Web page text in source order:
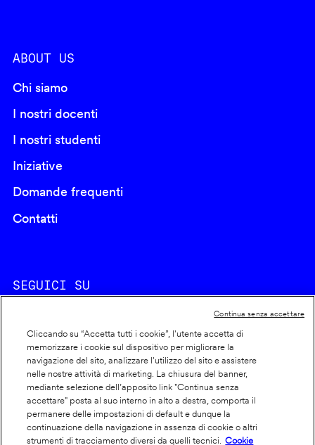
ABOUT US
Chi siamo
I nostri docenti
I nostri studenti
Iniziative
Domande frequenti
Contatti
SEGUICI SU
Footer
info
Cookie policy
Dichiarazione di accessibilità
Privacy
Cliccando su “Accetta tutti i cookie”, l'utente accetta di
memorizzare i cookie sul dispositivo per migliorare la
navigazione del sito, analizzare l'utilizzo del sito e assistere
nelle nostre attività di marketing. La chiusura del banner,
mediante selezione dell’apposito link "Continua senza
accettare" posta al suo interno in alto a destra, comporta il
permanere delle impostazioni di default e dunque la
continuazione della navigazione in assenza di cookie o altri
strumenti di tracciamento diversi da quelli tecnici.
Cookie
Continua senza accettare